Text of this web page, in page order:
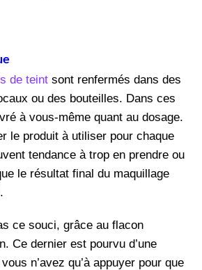
de teint sont renfermés dans des
ou des bouteilles. Dans ces
à vous-même quant au dosage.
le produit à utiliser pour chaque
tendance à trop en prendre ou
le résultat final du maquillage
ce souci, grâce au flacon
Ce dernier est pourvu d’une
n’avez qu’à appuyer pour que